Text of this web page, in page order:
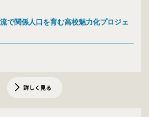
で関係人口を育む高校魅力化プロジェ
詳しく見る